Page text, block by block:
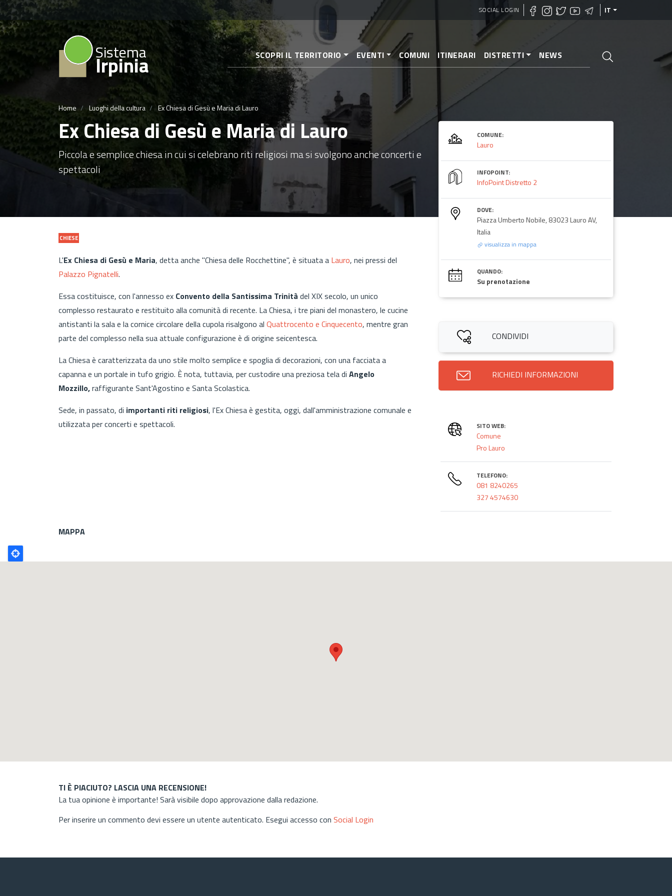
al
contenuto
principale
SOCIAL LOGIN IT
Sistema
Irpinia SCOPRI IL TERRITORIO EVENTI COMUNI ITINERARI DISTRETTI NEWS
Home Luoghi della cultura Ex Chiesa di Gesù e Maria di Lauro
Ex Chiesa di Gesù e Maria di Lauro
Piccola e semplice chiesa in cui si celebrano riti religiosi ma si svolgono anche concerti e
spettacoli
CHIESE
L'Ex Chiesa di Gesù e Maria, detta anche "Chiesa delle Rocchettine", è situata a Lauro, nei pressi del
Palazzo Pignatelli.
Essa costituisce, con l'annesso ex Convento della Santissima Trinità del XIX secolo, un unico
complesso restaurato e restituito alla comunità di recente. La Chiesa, i tre piani del monastero, le cucine
antistanti la sala e la cornice circolare della cupola risalgono al Quattrocento e Cinquecento, mentre gran
parte del complesso nella sua attuale configurazione è di origine seicentesca.
La Chiesa è caratterizzata da uno stile molto semplice e spoglia di decorazioni, con una facciata a
capanna e un portale in tufo grigio. È nota, tuttavia, per custodire una preziosa tela di Angelo
Mozzillo,raffigurante Sant'Agostino e Santa Scolastica.
Sede, in passato, di importanti riti religiosi, l'Ex Chiesa è gestita, oggi, dall'amministrazione comunale e
utilizzata per concerti e spettacoli.
COMUNE:
Lauro
INFOPOINT:
InfoPoint Distretto 2
DOVE:
Piazza Umberto Nobile, 83023 Lauro AV,
Italia
visualizza in mappa
QUANDO:
Su prenotazione
CONDIVIDI
RICHIEDI INFORMAZIONI
SITO WEB:
Comune
Pro Lauro
TELEFONO:
081 8240265
327 4574630
MAPPA
Poligono
GEO
TI È PIACIUTO? LASCIA UNA RECENSIONE!
La tua opinione è importante! Sarà visibile dopo approvazione dalla redazione.
Per inserire un commento devi essere un utente autenticato. Esegui accesso con Social Login